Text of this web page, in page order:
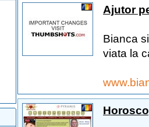
Ajutor
Bianca
viata la